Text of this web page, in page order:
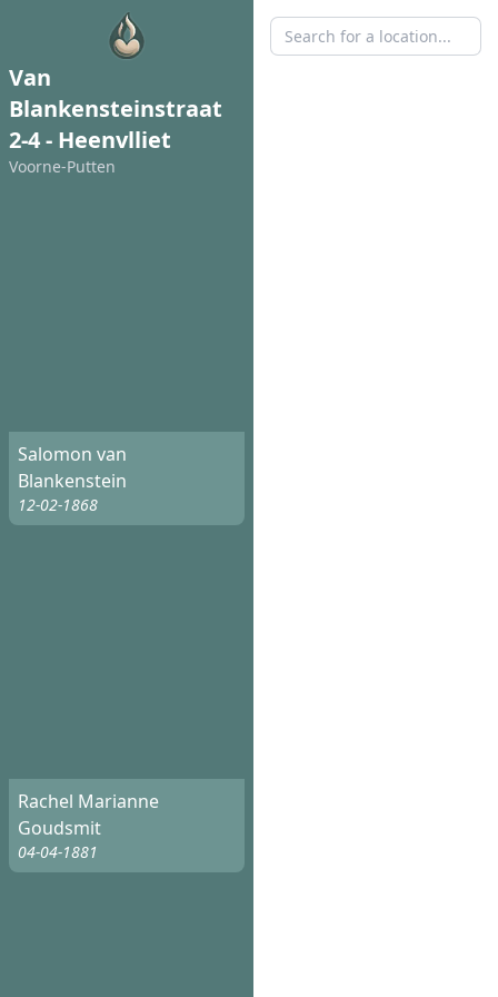
Van
Blankensteinstraat
2-4 - Heenvlliet
Voorne-Putten
Salomon van
Blankenstein
12-02-1868
Rachel Marianne
Goudsmit
04-04-1881